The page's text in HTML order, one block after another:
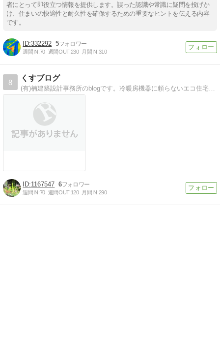
者にとって即役立つ情報を提供します。誤った認識や常識に疑問を投げか
け、住まいの快適性と耐久性を確保するための重要なヒントを伝える内容
です。
332292 5
週間IN:70 週間OUT:230 月間IN:310
8
くすブログ
1167547 6
週間IN:70 週間OUT:120 月間IN:290